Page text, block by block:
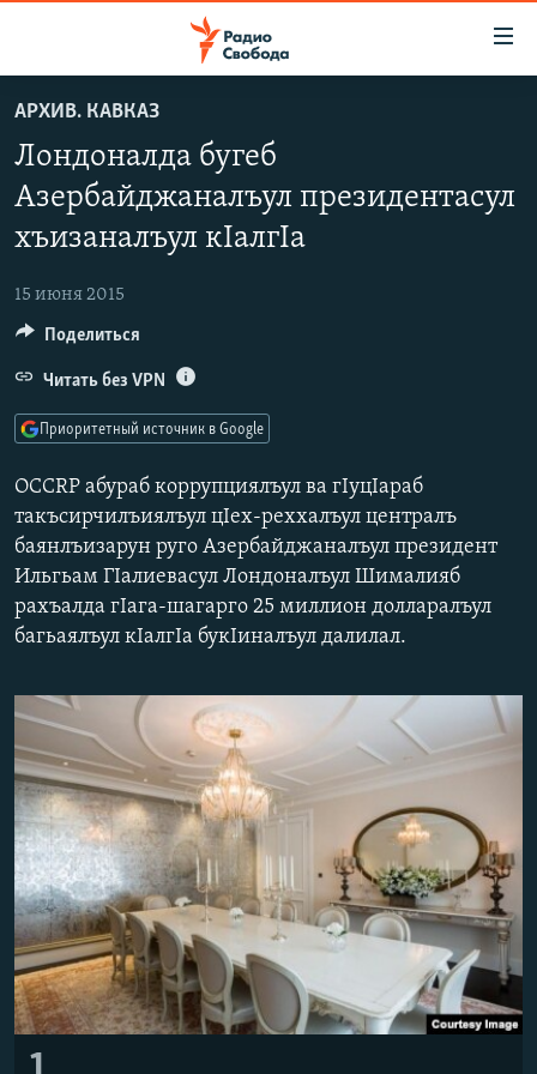
упрощенного
доступа
Вернуться
основному
Вернутся
навигации
Вернутся
поиску
ПОДКАСТЫ
АВТОРСКИЕ ПРОЕКТЫ
ЦИТАТЫ СВОБОДЫ
МНЕНИЯ
КУЛЬТУРА
IDEL.РЕАЛИИ
КАВКАЗ.РЕАЛИИ
СЕВЕР.РЕАЛИИ
СИБИРЬ.РЕАЛИИ
РАСПИСАНИЕ ВЕЩАНИЯ
ПОДПИШИТЕСЬ НА РАССЫЛКУ
Все сайты РСЕ/РС
АРХИВ. КАВКАЗ
Лондоналда бугеб
Азербайджаналъул президентасул
хъизаналъул кIалгIа
15 июня 2015
OCCRP абураб коррупциялъул ва гIуцIараб
такъсирчилъиялъул цIех-реххалъул централъ
баянлъизарун руго Азербайджаналъул президент
Ильгьам ГIалиевасул Лондоналъул Шималияб
рахъалда гIага-шагарго 25 миллион долларалъул
багьаялъул кIалгIа букIиналъул далилал.
Поделиться
Читать без VPN
Приоритетный источник в Google